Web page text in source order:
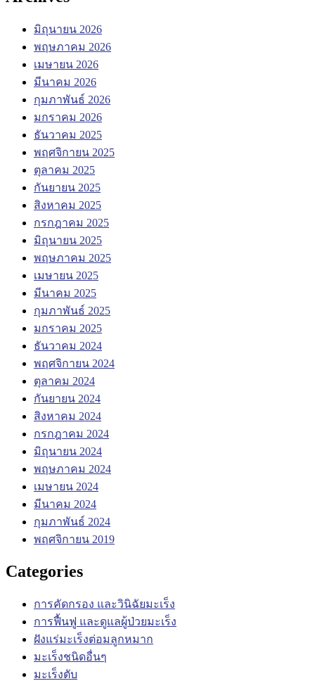
มิถุนายน 2026
พฤษภาคม 2026
เมษายน 2026
มีนาคม 2026
กุมภาพันธ์ 2026
มกราคม 2026
ธันวาคม 2025
พฤศจิกายน 2025
ตุลาคม 2025
กันยายน 2025
สิงหาคม 2025
กรกฎาคม 2025
มิถุนายน 2025
พฤษภาคม 2025
เมษายน 2025
มีนาคม 2025
กุมภาพันธ์ 2025
มกราคม 2025
ธันวาคม 2024
พฤศจิกายน 2024
ตุลาคม 2024
กันยายน 2024
สิงหาคม 2024
กรกฎาคม 2024
มิถุนายน 2024
พฤษภาคม 2024
เมษายน 2024
มีนาคม 2024
กุมภาพันธ์ 2024
พฤศจิกายน 2019
Categories
การคัดกรอง และวินิฉัยมะเร็ง
การฟื้นฟู และดูแลผู้ป่วยมะเร็ง
ฝังแร่มะเร็งต่อมลูกหมาก
มะเร็งชนิดอื่นๆ
มะเร็งตับ